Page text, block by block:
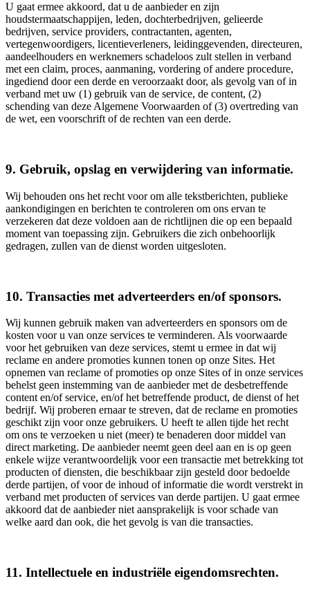
U gaat ermee akkoord, dat u de aanbieder en zijn
houdstermaatschappijen, leden, dochterbedrijven, gelieerde
bedrijven, service providers, contractanten, agenten,
vertegenwoordigers, licentieverleners, leidinggevenden, directeuren,
aandeelhouders en werknemers schadeloos zult stellen in verband
met een claim, proces, aanmaning, vordering of andere procedure,
ingediend door een derde en veroorzaakt door, als gevolg van of in
verband met uw (1) gebruik van de service, de content, (2)
schending van deze Algemene Voorwaarden of (3) overtreding van
de wet, een voorschrift of de rechten van een derde.
9. Gebruik, opslag en verwijdering van informatie.
Wij behouden ons het recht voor om alle tekstberichten, publieke
aankondigingen en berichten te controleren om ons ervan te
verzekeren dat deze voldoen aan de richtlijnen die op een bepaald
moment van toepassing zijn. Gebruikers die zich onbehoorlijk
gedragen, zullen van de dienst worden uitgesloten.
10. Transacties met adverteerders en/of sponsors.
Wij kunnen gebruik maken van adverteerders en sponsors om de
kosten voor u van onze services te verminderen. Als voorwaarde
voor het gebruiken van deze services, stemt u ermee in dat wij
reclame en andere promoties kunnen tonen op onze Sites. Het
opnemen van reclame of promoties op onze Sites of in onze services
behelst geen instemming van de aanbieder met de desbetreffende
content en/of service, en/of het betreffende product, de dienst of het
bedrijf. Wij proberen ernaar te streven, dat de reclame en promoties
geschikt zijn voor onze gebruikers. U heeft te allen tijde het recht
om ons te verzoeken u niet (meer) te benaderen door middel van
direct marketing. De aanbieder neemt geen deel aan en is op geen
enkele wijze verantwoordelijk voor een transactie met betrekking tot
producten of diensten, die beschikbaar zijn gesteld door bedoelde
derde partijen, of voor de inhoud of informatie die wordt verstrekt in
verband met producten of services van derde partijen. U gaat ermee
akkoord dat de aanbieder niet aansprakelijk is voor schade van
welke aard dan ook, die het gevolg is van die transacties.
11. Intellectuele en industriële eigendomsrechten.